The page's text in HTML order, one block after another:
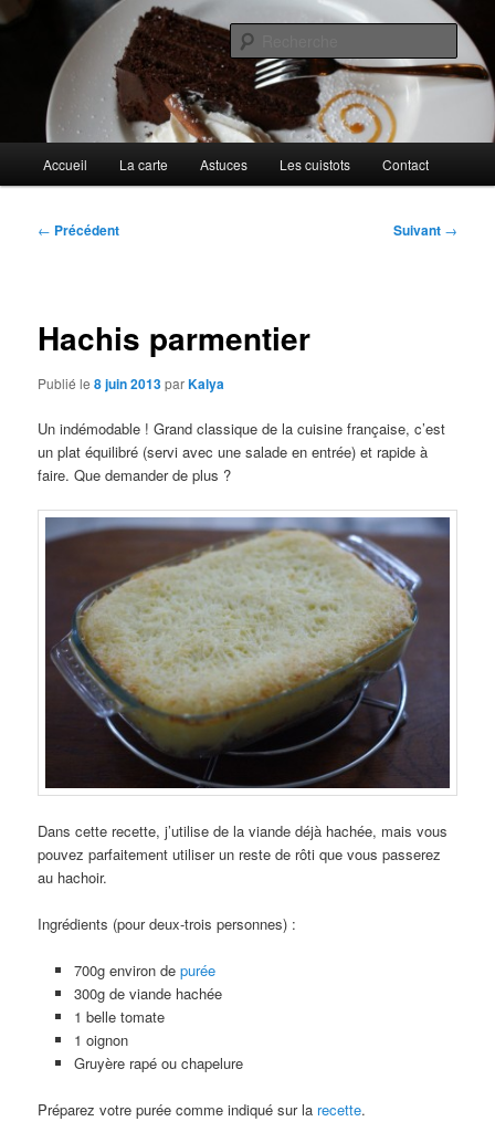
Aller
principalAu petit gargouillis
Cuisines d'internautes.
principal
Accueil La carte Astuces Les cuistots Contact
Navigation
← Précédent Suivant →
Hachis parmentier
Publié le8 juin 2013parKalya
Un indémodable ! Grand classique de la cuisine française, c’est
un plat équilibré (servi avec une salade en entrée) et rapide à
faire. Que demander de plus ?
Dans cette recette, j’utilise de la viande déjà hachée, mais vous
pouvez parfaitement utiliser un reste de rôti que vous passerez
au hachoir.
Ingrédients (pour deux-trois personnes) :
700g environ de purée
300g de viande hachée
1 belle tomate
1 oignon
Gruyère rapé ou chapelure
Préparez votre purée comme indiqué sur la recette.